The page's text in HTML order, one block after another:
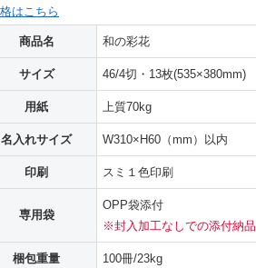
はこちら
商品名 和の彩花
サイズ 46/4切・13枚(535×380mm)
用紙 上質70kg
名入れサイズ W310×H60（mm）以内
印刷 スミ１色印刷
専用袋
OPP袋添付
※封入加工なしでの添付納品
梱包重量 100冊/23kg